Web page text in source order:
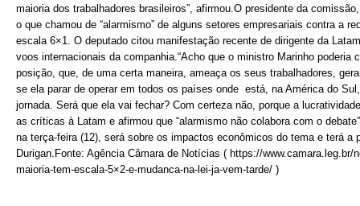
maioria dos trabalhadores brasileiros”, afirmou.O presidente da
o que chamou de “alarmismo” de alguns setores empresariais contra a
escala 6×1. O deputado citou manifestação recente de dirigente da
voos internacionais da companhia.“Acho que o ministro Marinho poderia
posição, que, de uma certa maneira, ameaça os seus trabalhadores,
se ela parar de operar em todos os países onde está, na América do
jornada. Será que ela vai fechar? Com certeza não, porque a
as críticas à Latam e afirmou que “alarmismo não colabora com o
na terça-feira (12), será sobre os impactos econômicos do tema e terá a
Durigan.Fonte: Agência Câmara de Notícias ( https://www.camara.leg.br/
maioria-tem-escala-5×2-e-mudanca-na-lei-ja-vem-tarde/ )